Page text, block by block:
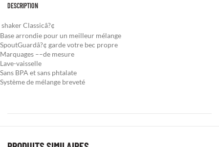
DESCRIPTION
shaker Classicâ?¢
Base arrondie pour un meilleur mélange
SpoutGuardâ?¢ garde votre bec propre
Marquages ––de mesure
Lave-vaisselle
Sans BPA et sans phtalate
Système de mélange breveté